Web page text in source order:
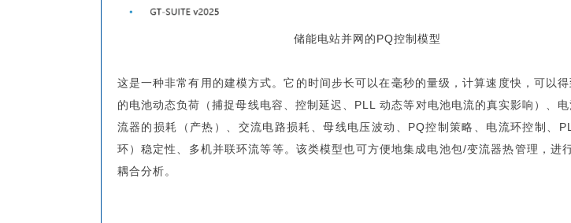
储能电站并网的PQ控制模型
这是一种非常有用的建模方式。它的时间步长可以在毫秒的量级，计算速度快，可以
的电池动态负荷（捕捉母线电容、控制延迟、PLL 动态等对电池电流的真实影响）、
流器的损耗（产热）、交流电路损耗、母线电压波动、PQ控制策略、电流环控制、
环）稳定性、多机并联环流等等。该类模型也可方便地集成电池包/变流器热管理，进
耦合分析。